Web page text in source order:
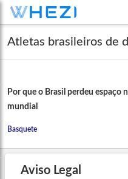
Atletas brasileiros de
Por que o Brasil perdeu espaço
mundial
Basquete
Aviso Legal